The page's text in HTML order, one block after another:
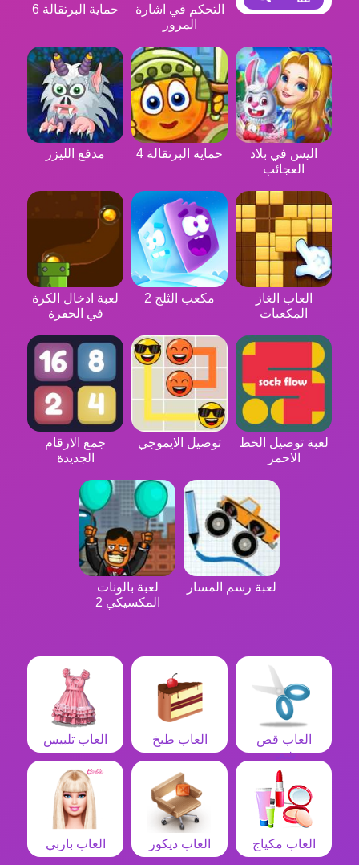
التحكم في اشارة
المرور
حماية البرتقالة 6
اليس في بلاد
العجائب
حماية البرتقالة 4 مدفع الليزر
العاب الغاز
المكعبات
مكعب الثلج 2
لعبة ادخال الكرة
في الحفرة
لعبة توصيل الخط
الاحمر
توصيل الايموجي
جمع الارقام
الجديدة
لعبة رسم المسار
لعبة بالونات
المكسيكي 2
العاب قص
شعر
العاب طبخ العاب تلبيس
العاب مكياج العاب ديكور العاب باربي